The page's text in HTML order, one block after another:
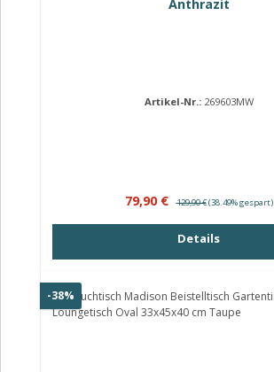
Anthrazit
Artikel-Nr.: 269603MW
Verkaufspreis:
79,90 € Regulärer Preis:
129,90 €(38.49% gespart)
Details
-38% Rabatt